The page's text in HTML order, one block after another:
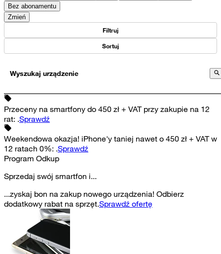
Bez abonamentu
Zmień
Filtruj
Sortuj
Wyszukaj urządzenie
Przeceny na smartfony do 450 zł + VAT przy zakupie na 12
rat: .Sprawdź
Weekendowa okazja! iPhone'y taniej nawet o 450 zł + VAT w
12 ratach 0%: .Sprawdź
Program Odkup
Sprzedaj swój smartfon i...
...zyskaj bon na zakup nowego urządzenia! Odbierz
dodatkowy rabat na sprzęt.Sprawdź ofertę